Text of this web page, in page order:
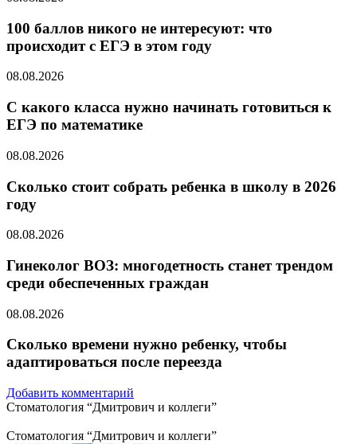
100 баллов никого не интересуют: что
происходит с ЕГЭ в этом году
08.08.2026
С какого класса нужно начинать готовиться к
ЕГЭ по математике
08.08.2026
Cколько стоит собрать ребенка в школу в 2026
году
08.08.2026
Гинеколог ВОЗ: многодетность станет трендом
среди обеспеченных граждан
08.08.2026
Сколько времени нужно ребенку, чтобы
адаптироваться после переезда
Добавить комментарий
Стоматология “Дмитрович и коллеги”
Стоматология “Дмитрович и коллеги”